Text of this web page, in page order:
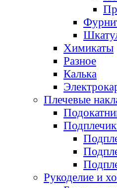
Химикаты
Разное
Калька
Плечевые
Рукоделие и